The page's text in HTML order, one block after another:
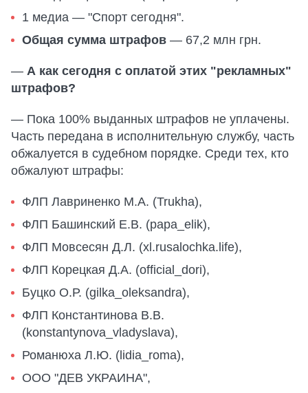
1 медиа — "Спорт сегодня".
Общая сумма штрафов — 67,2 млн грн.
— А как сегодня с оплатой этих "рекламных"
штрафов?
— Пока 100% выданных штрафов не уплачены.
Часть передана в исполнительную службу, часть
обжалуется в судебном порядке. Среди тех, кто
обжалуют штрафы:
ФЛП Лавриненко М.А. (Trukha),
ФЛП Башинский Е.В. (papa_elik),
ФЛП Мовсесян Д.Л. (xl.rusalochka.life),
ФЛП Корецкая Д.А. (official_dori),
Буцко О.Р. (gilka_oleksandra),
ФЛП Константинова В.В.
(konstantynova_vladyslava),
Романюха Л.Ю. (lidia_roma),
ООО "ДЕВ УКРАИНА",